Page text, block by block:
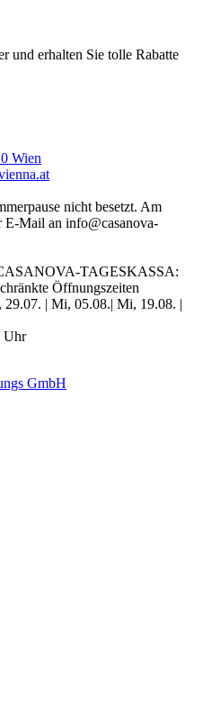
und erhalten Sie tolle Rabatte
Wien
nicht besetzt. Am
E-Mail an info@casanova-
TAGESKASSA:
Öffnungszeiten
| Mi, 05.08.| Mi, 19.08. |
Uhr
GmbH